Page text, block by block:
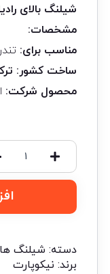
شیلنگ بالای
مشخصات:
مناسب برای: تندر90، پلاس، پارس تندر، پیکاپ
ساخت کشور:
محصول شرکت:
دسته: شیلنگ ها
برند: نیکوپارت